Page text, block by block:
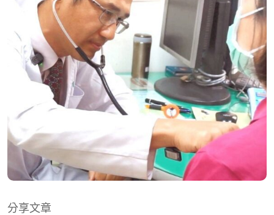
分享文章